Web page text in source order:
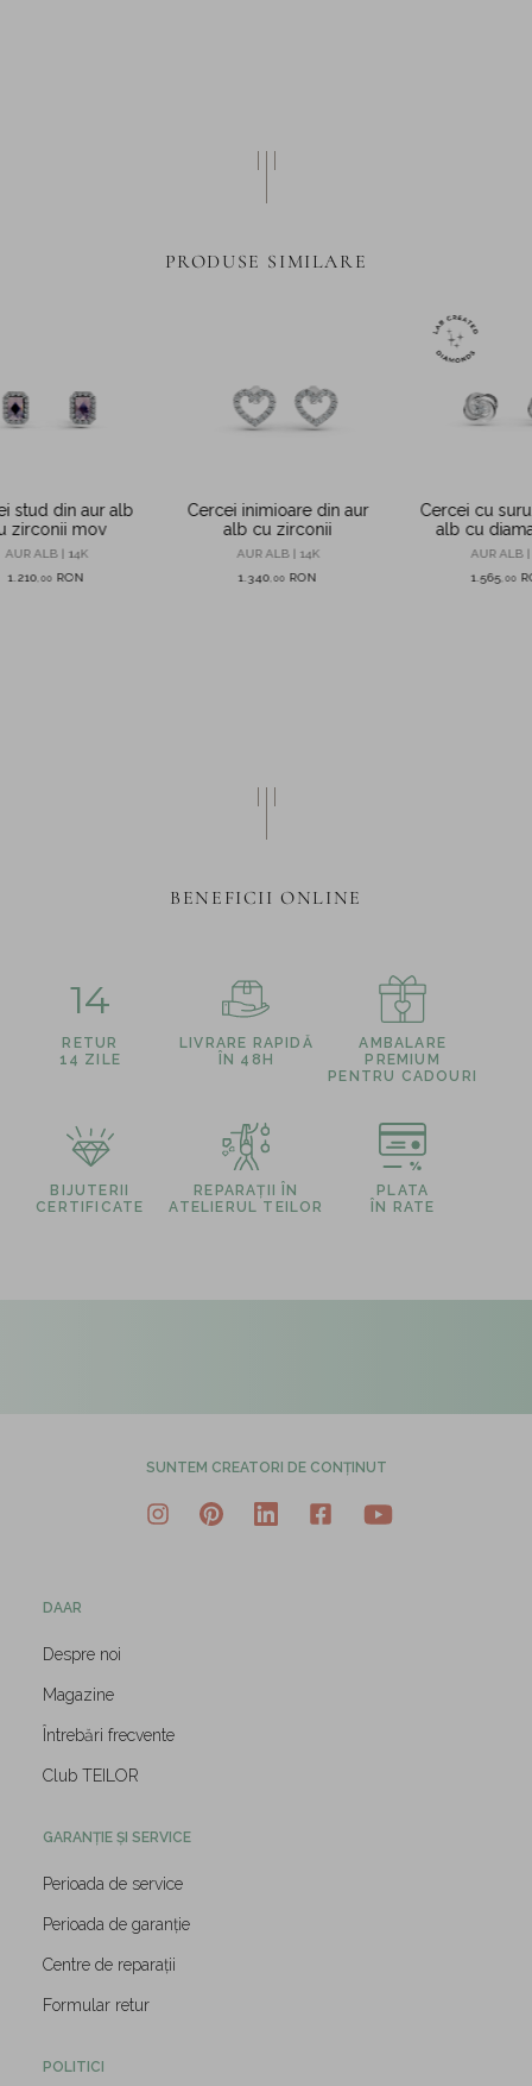
PRODUSE SIMILARE
stud din aur alb
zirconii mov
AUR ALB | 14K
1.210 ,00 RON
Cercei inimioare din aur
alb cu zirconii
AUR ALB | 14K
1.340 ,00 RON
Cercei cu
alb cu
0.09ct
AUR ALB |
1.565 00
BENEFICII ONLINE
14
RETUR
14 ZILE
LIVRARE RAPIDĂ
ÎN 48H
AMBALARE
PREMIUM
PENTRU CADOURI
BIJUTERII
CERTIFICATE
REPARAȚII ÎN
ATELIERUL TEILOR
PLATA
ÎN RATE
SUNTEM CREATORI DE CONȚINUT
DAAR
Despre noi
Magazine
Întrebări frecvente
Club TEILOR
GARANȚIE ȘI SERVICE
Perioada de service
Perioada de garanție
Centre de reparații
Formular retur
POLITICI